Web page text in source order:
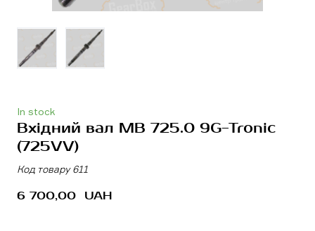
In stock
Вхідний вал MB 725.0 9G-Tronic
(725VV)
Код товару 611
6 700,00  UAH